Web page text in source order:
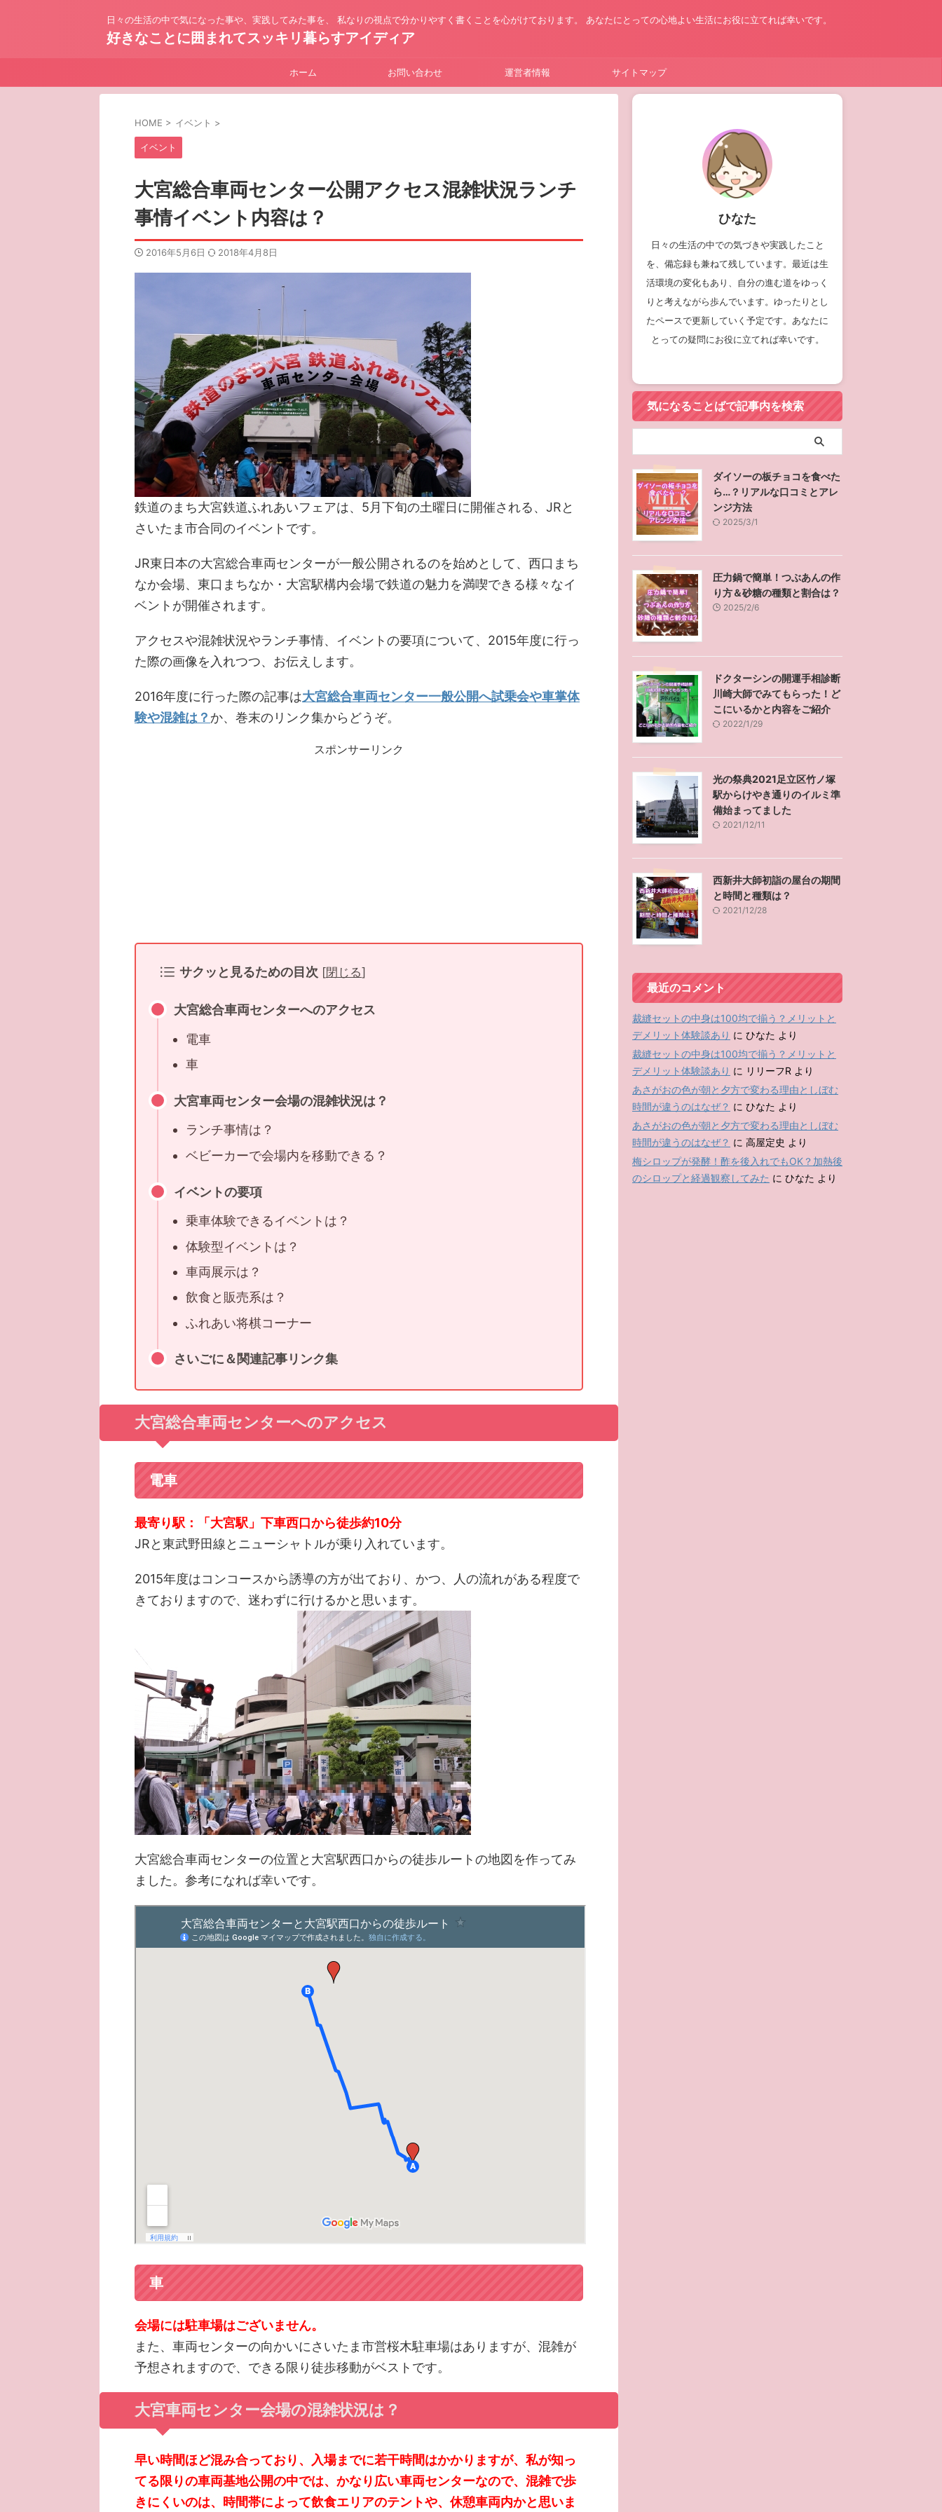
日々の生活の中で気になった事や、実践してみた事を、 私なりの視点で分かりやすく書くことを心がけております。 あなたにとっての心地よい生活にお役に立てれば幸いです。
好きなことに囲まれてスッキリ暮らすアイディア
ホーム お問い合わせ 運営者情報 サイトマップ
HOME > イベント >
イベント
大宮総合車両センター公開アクセス混雑状況ランチ
事情イベント内容は？
2016年5月6日 2018年4月8日
鉄道のまち大宮鉄道ふれあいフェアは、5月下旬の土曜日に開催される、JRと
さいたま市合同のイベントです。
JR東日本の大宮総合車両センターが一般公開されるのを始めとして、西口まち
なか会場、東口まちなか・大宮駅構内会場で鉄道の魅力を満喫できる様々なイ
ベントが開催されます。
アクセスや混雑状況やランチ事情、イベントの要項について、2015年度に行っ
た際の画像を入れつつ、お伝えします。
2016年度に行った際の記事は大宮総合車両センター一般公開へ試乗会や車掌体
験や混雑は？ か、巻末のリンク集からどうぞ。
スポンサーリンク
サクッと見るための目次 [閉じる]
大宮総合車両センターへのアクセス
電車
車
大宮車両センター会場の混雑状況は？
ランチ事情は？
ベビーカーで会場内を移動できる？
イベントの要項
乗車体験できるイベントは？
体験型イベントは？
車両展示は？
飲食と販売系は？
ふれあい将棋コーナー
さいごに＆関連記事リンク集
大宮総合車両センターへのアクセス
電車
最寄り駅：「大宮駅」下車西口から徒歩約10分
JRと東武野田線とニューシャトルが乗り入れています。
2015年度はコンコースから誘導の方が出ており、かつ、人の流れがある程度で
きておりますので、迷わずに行けるかと思います。
大宮総合車両センターの位置と大宮駅西口からの徒歩ルートの地図を作ってみ
ました。参考になれば幸いです。
車
会場には駐車場はございません。
また、車両センターの向かいにさいたま市営桜木駐車場はありますが、混雑が
予想されますので、できる限り徒歩移動がベストです。
大宮車両センター会場の混雑状況は？
早い時間ほど混み合っており、入場までに若干時間はかかりますが、私が知っ
てる限りの車両基地公開の中では、かなり広い車両センターなので、混雑で歩
きにくいのは、時間帯によって飲食エリアのテントや、休憩車両内かと思いま
ひなた
日々の生活の中での気づきや実践したこと
を、備忘録も兼ねて残しています。最近は生
活環境の変化もあり、自分の進む道をゆっく
りと考えながら歩んでいます。ゆったりとし
たペースで更新していく予定です。あなたに
とっての疑問にお役に立てれば幸いです。
気になることばで記事内を検索
ダイソーの板チョコを食べた
ら…？リアルな口コミとアレ
ンジ方法
2025/3/1
圧力鍋で簡単！つぶあんの作
り方＆砂糖の種類と割合は？
2025/2/6
ドクターシンの開運手相診断
川崎大師でみてもらった！ど
こにいるかと内容をご紹介
2022/1/29
光の祭典2021足立区竹ノ塚
駅からけやき通りのイルミ準
備始まってました
2021/12/11
西新井大師初詣の屋台の期間
と時間と種類は？
2021/12/28
最近のコメント
裁縫セットの中身は100均で揃う？メリットと
デメリット体験談あり に ひなた より
裁縫セットの中身は100均で揃う？メリットと
デメリット体験談あり に リリーフR より
あさがおの色が朝と夕方で変わる理由としぼむ
時間が違うのはなぜ？ に ひなた より
あさがおの色が朝と夕方で変わる理由としぼむ
時間が違うのはなぜ？ に 高屋定史 より
梅シロップが発酵！酢を後入れでもOK？加熱後
のシロップと経過観察してみた に ひなた より